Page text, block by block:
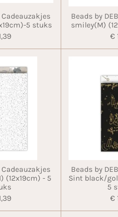
Cadeauzakjes
5 stuks
Beads by
smiley(M)
€
Cadeauzakjes
(12x19cm) - 5
Beads by
Sint black/
5
€